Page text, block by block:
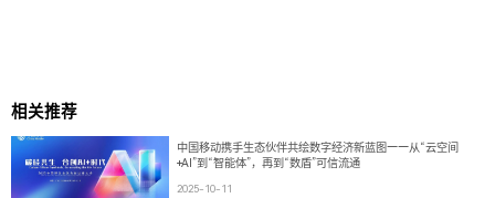
相关推荐
中国移动携手生态伙伴共绘数字经济新蓝图——从“云空间
+AI”到“智能体”，再到“数盾”可信流通
2025-10-11